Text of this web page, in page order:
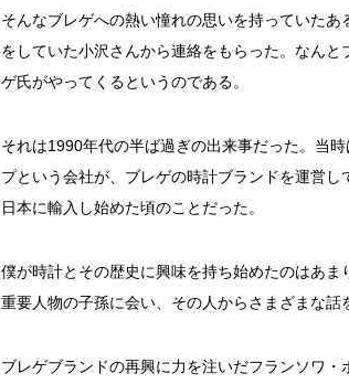
そんなブレゲへの熱い憧れの思いを持っていた
をしていた小沢さんから連絡をもらった。なん
ゲ氏がやってくるというのである。
それは1990年代の半ば過ぎの出来事だった。当
プという会社が、ブレゲの時計ブランドを運営
日本に輸入し始めた頃のことだった。
僕が時計とその歴史に興味を持ち始めたのはあ
重要人物の子孫に会い、その人からさまざまな話
ブレゲブランドの再興に力を注いだフランソワ